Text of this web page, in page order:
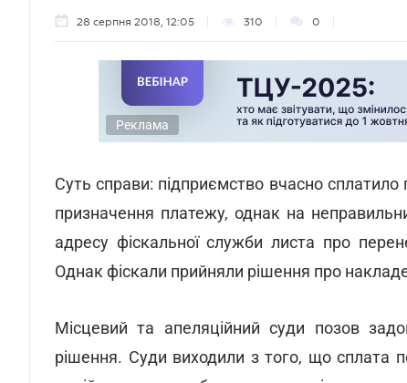
28 серпня 2018, 12:05 310 0
Реклама
Суть справи: підприємство вчасно
призначення платежу, однак на
адресу фіскальної служби листа про
Однак фіскали прийняли рішення про
Місцевий та апеляційний суди позов
рішення. Суди виходили з того, що сплата